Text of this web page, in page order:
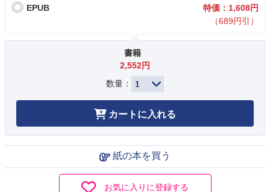
EPUB
特価：1,608円
（689円引）
書籍
2,552円
数量：
カートに入れる
紙の本を買う
お気に入りに登録する